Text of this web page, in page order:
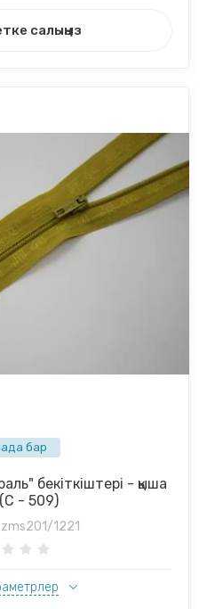
салыңыз
бар
бекіткіштері - қыша
- 509)
zms201/1221